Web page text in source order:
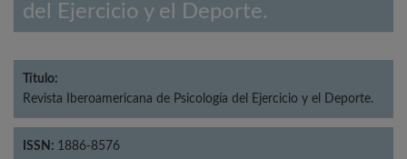
del Ejercicio y el Deporte.
Título:
Revista Iberoamericana de Psicología del Ejercicio y el Deporte.
ISSN: 1886-8576